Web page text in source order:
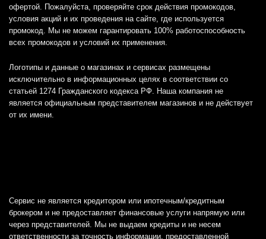
офертой. Пожалуйста, проверяйте срок действия промокодов,
условия акций и их проведения на сайте, где используется
промокод. Мы не можем гарантировать 100% работоспособность
всех промокодов и условий их применения.
Логотипы и данные о магазинах и сервисах размещены
исключительно в информационных целях в соответствии со
статьей 1274 Гражданского кодекса РФ. Наша компания не
является официальным представителем магазинов и не действует
от их имени.
Сервис не является кредитором или ипотечным/кредитным
брокером и не предоставляет финансовые услуги напрямую или
через представителей. Мы не выдаем кредиты и не несем
ответственности за точность информации, предоставленной